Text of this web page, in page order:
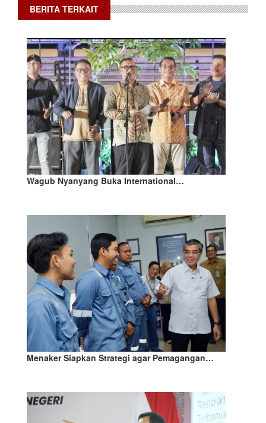
BERITA TERKAIT
Wagub Nyanyang Buka International…
Menaker Siapkan Strategi agar Pemagangan…